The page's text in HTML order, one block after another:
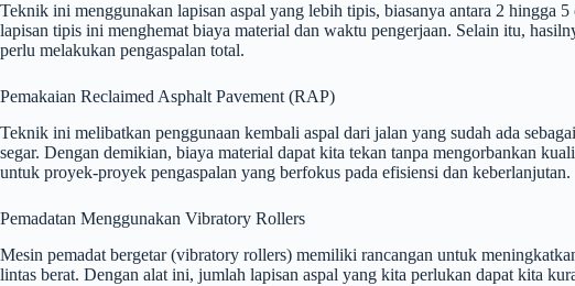
Teknik ini menggunakan lapisan aspal yang lebih tipis, biasanya antara 2 hingga
lapisan tipis ini menghemat biaya material dan waktu pengerjaan. Selain itu,
perlu melakukan pengaspalan total.
Pemakaian Reclaimed Asphalt Pavement (RAP)
Teknik ini melibatkan penggunaan kembali aspal dari jalan yang sudah ada
segar. Dengan demikian, biaya material dapat kita tekan tanpa mengorbankan
untuk proyek-proyek pengaspalan yang berfokus pada efisiensi dan keberlanjutan.
Pemadatan Menggunakan Vibratory Rollers
Mesin pemadat bergetar (vibratory rollers) memiliki rancangan untuk
lintas berat. Dengan alat ini, jumlah lapisan aspal yang kita perlukan dapat kita